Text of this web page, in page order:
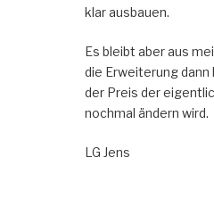
klar ausbauen.
Es bleibt aber aus
die Erweiterung
der Preis der
nochmal ändern wird.
LG Jens